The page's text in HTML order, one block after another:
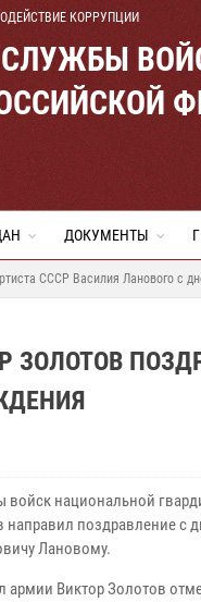
КОРРУПЦИИ
СЛУЖБЫ
ДОКУМЕНТЫ
СССР Василия Ланового с
ЗОЛОТОВ
войск национальной
направил поздравление с
Лановому.
армии Виктор Золотов